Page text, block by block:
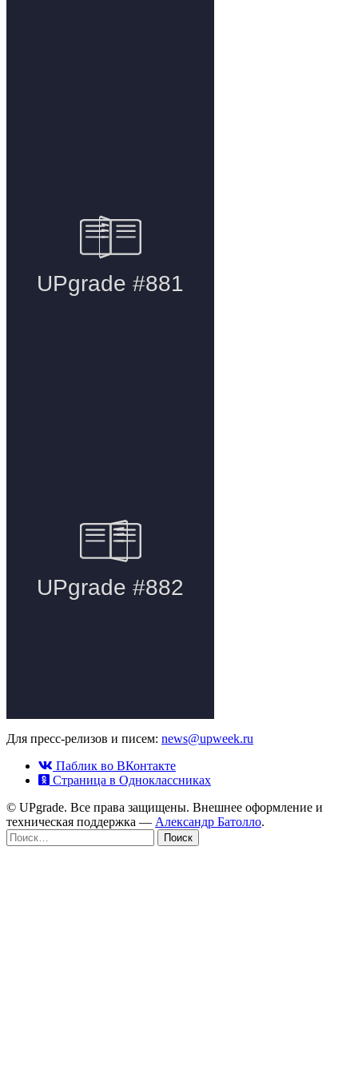
Для пресс-релизов и писем: news@upweek.ru
Паблик во ВКонтакте
Страница в Одноклассниках
© UPgrade. Все права защищены. Внешнее оформление и
техническая поддержка — Александр Батолло.
Найти: